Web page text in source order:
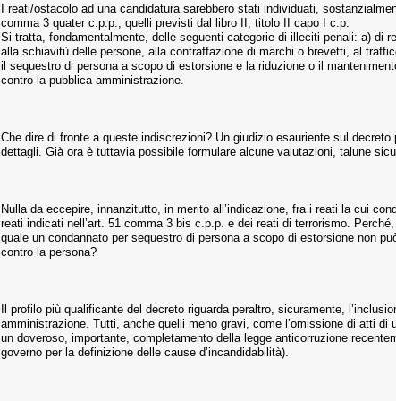
I reati/ostacolo ad una candidatura sarebbero stati individuati,
comma 3 quater c.p.p., quelli previsti dal libro II, titolo II capo I c.p.
Si tratta, fondamentalmente, delle seguenti categorie di illeciti penali: a) di
alla schiavitù delle persone, alla contraffazione di marchi o brevetti, al
il sequestro di persona a scopo di estorsione e la riduzione o il
contro la pubblica amministrazione.
Che dire di fronte a queste indiscrezioni? Un giudizio esauriente sul
dettagli. Già ora è tuttavia possibile formulare alcune valutazioni, talune
Nulla da eccepire, innanzitutto, in merito all’indicazione, fra i reati la cui
reati indicati nell’art. 51 comma 3 bis c.p.p. e dei reati di terrorismo.
quale un condannato per sequestro di persona a scopo di estorsione non
contro la persona?
Il profilo più qualificante del decreto riguarda peraltro, sicuramente,
amministrazione. Tutti, anche quelli meno gravi, come l’omissione di atti
un doveroso, importante, completamento della legge anticorruzione
governo per la definizione delle cause d’incandidabilità).